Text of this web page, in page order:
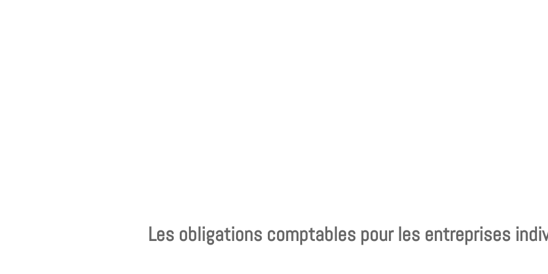
Les obligations comptables pour les entreprises